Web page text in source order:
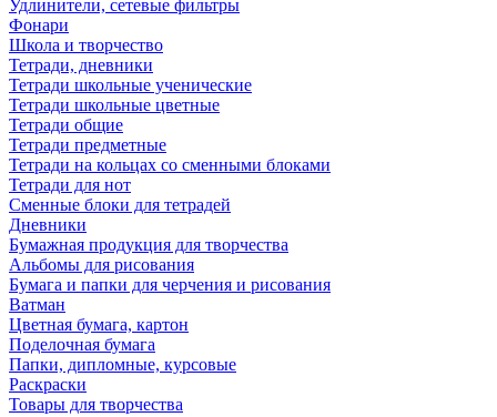
Удлинители, сетевые фильтры
Фонари
Школа и творчество
Тетради, дневники
Тетради школьные ученические
Тетради школьные цветные
Тетради общие
Тетради предметные
Тетради на кольцах со сменными блоками
Тетради для нот
Сменные блоки для тетрадей
Дневники
Бумажная продукция для творчества
Альбомы для рисования
Бумага и папки для черчения и рисования
Ватман
Цветная бумага, картон
Поделочная бумага
Папки, дипломные, курсовые
Раскраски
Товары для творчества